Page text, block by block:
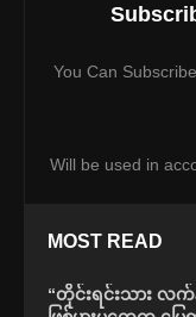
You Can
Will be used in
MOST READ
“တိုင်းရင်းသား လ